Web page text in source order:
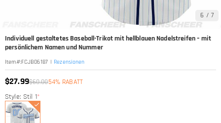
6 / 7
Individuell gestaltetes Baseball-Trikot mit hellblauen Nadelstreifen – mit
persönlichem Namen und Nummer
Item#:FCJB06187 | Rezensionen
$27.99$60.0054% RABATT
Style: Stil 1*